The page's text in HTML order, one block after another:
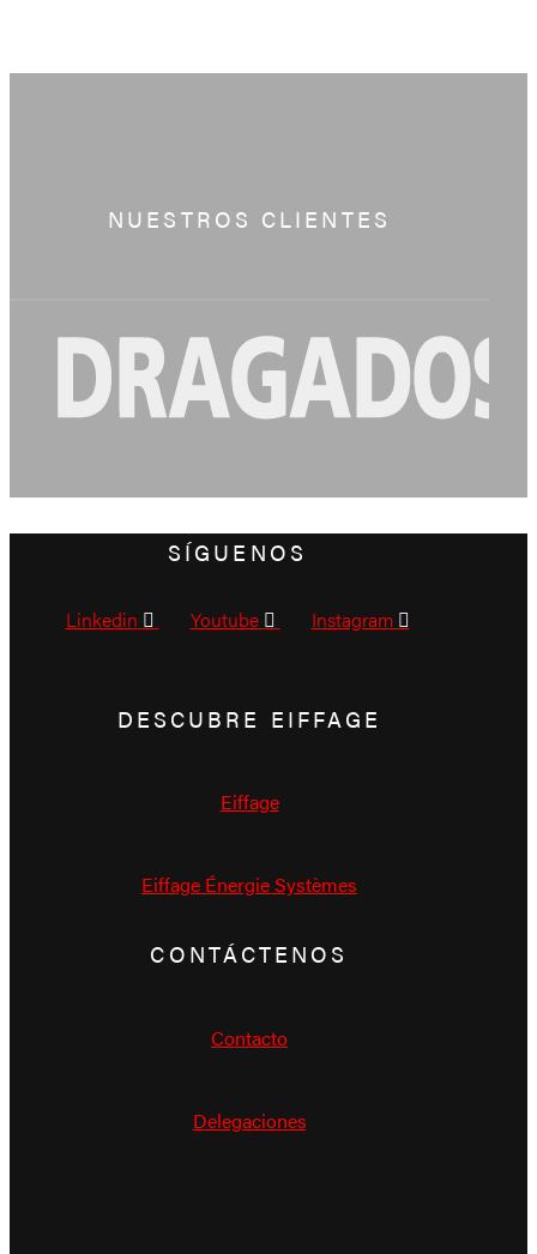
NUESTROS CLIENTES
SÍGUENOS
Linkedin Youtube Instagram
DESCUBRE EIFFAGE
Eiffage
Eiffage Énergie Systèmes
CONTÁCTENOS
Contacto
Delegaciones